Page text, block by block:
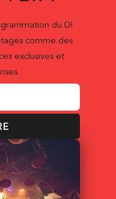
du D!
comme des
exclusives et